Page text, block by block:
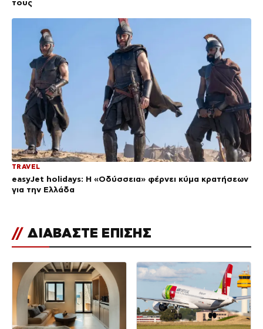
τους
TRAVEL
easyJet holidays: Η «Οδύσσεια» φέρνει κύμα κρατήσεων
για την Ελλάδα
// ΔΙΑΒΑΣΤΕ ΕΠΙΣΗΣ